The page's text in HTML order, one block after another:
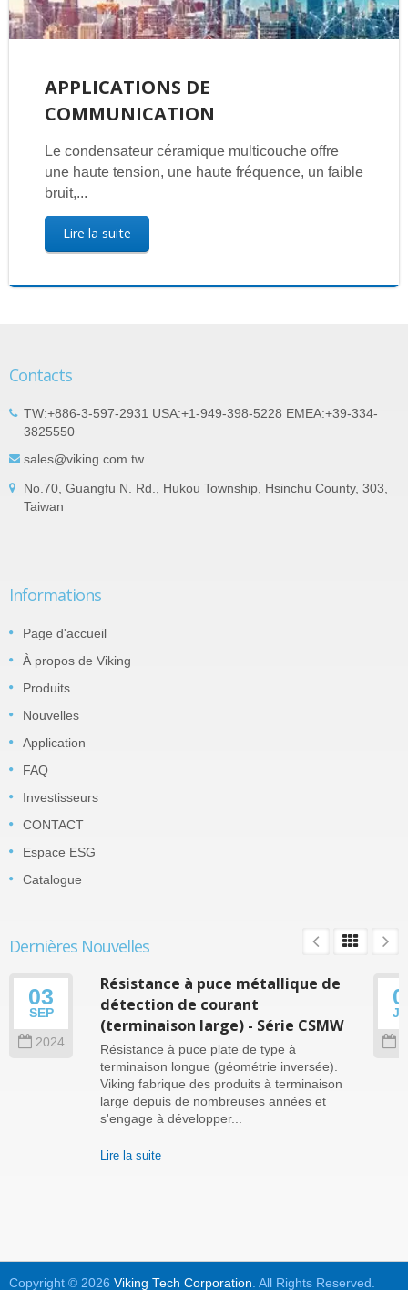
APPLICATIONS DE
COMMUNICATION
Le condensateur céramique multicouche offre
une haute tension, une haute fréquence, un faible
bruit,...
Lire la suite
Contacts
TW:+886-3-597-2931 USA:+1-949-398-5228 EMEA:+39-334-
3825550
sales@viking.com.tw
No.70, Guangfu N. Rd., Hukou Township, Hsinchu County, 303,
Taiwan
Informations
Page d'accueil
À propos de Viking
Produits
Nouvelles
Application
FAQ
Investisseurs
CONTACT
Espace ESG
Catalogue
Dernières Nouvelles
03
SEP
2024
Résistance à puce métallique de
détection de courant
(terminaison large) - Série CSMW
Résistance à puce plate de type à
terminaison longue (géométrie inversée).
Viking fabrique des produits à terminaison
large depuis de nombreuses années et
s'engage à développer...
Lire la suite
Copyright © 2026 Viking Tech Corporation . All Rights Reserved.